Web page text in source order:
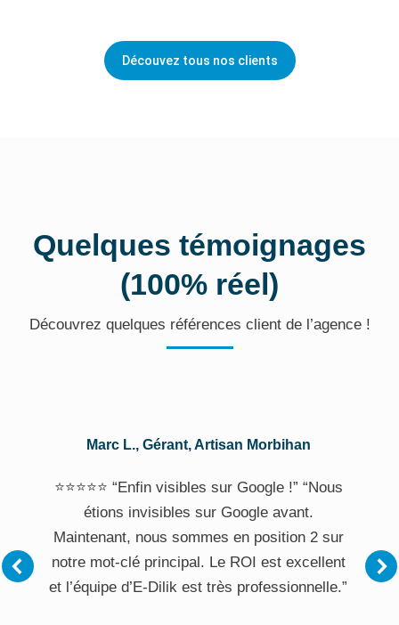
Découvez tous nos clients
Quelques témoignages
(100% réel)
Découvrez quelques références client de l’agence !
Marc L., Gérant, Artisan Morbihan
⭐⭐⭐⭐⭐ “Enfin visibles sur Google !” “Nous
étions invisibles sur Google avant.
Maintenant, nous sommes en position 2 sur
notre mot-clé principal. Le ROI est excellent
et l’équipe d’E-Dilik est très professionnelle.”